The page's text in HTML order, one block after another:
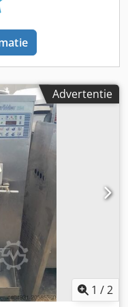
Afmetingen in cm (L x
in kg: 250/280.
Advertentie
1 /2